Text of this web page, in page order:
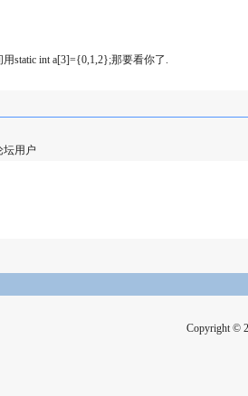
static int a[3]={0,1,2};那要看你了.
用户
Copyright ©